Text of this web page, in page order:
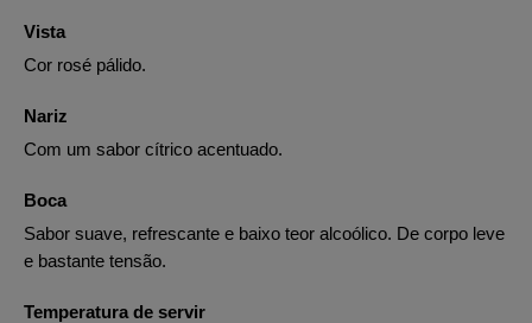
Vista
Cor rosé pálido.
Nariz
Com um sabor cítrico acentuado.
Boca
Sabor suave, refrescante e baixo teor alcoólico. De corpo leve
e bastante tensão.
Temperatura de servir